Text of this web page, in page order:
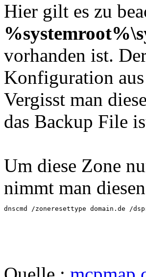
Hier gilt es zu
vorhanden ist.
Konfiguration
Vergisst man
das Backup File
Um diese Zone
nimmt man
dnscmd /zoneresettype domain.de /